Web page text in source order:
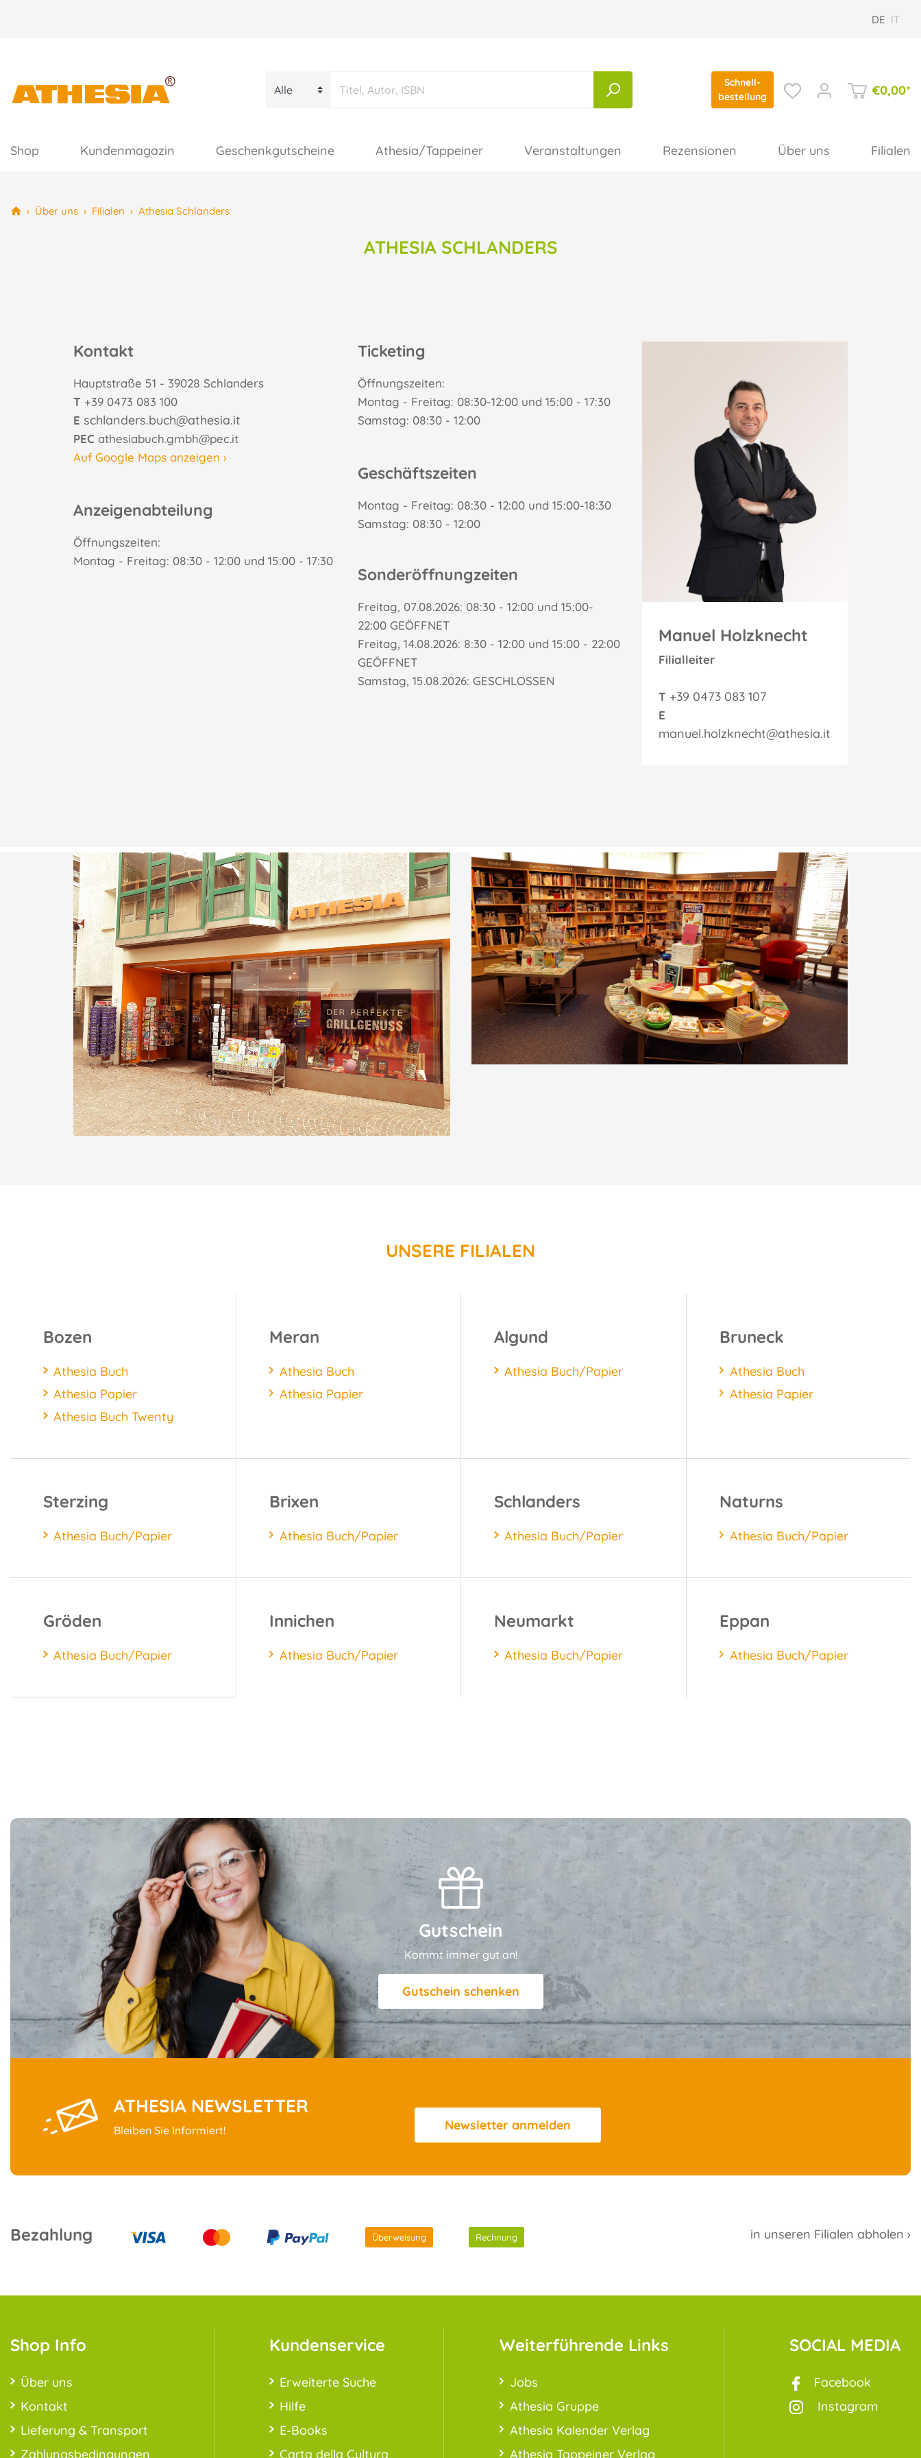
DE IT
Schnell-
bestellung
€0,00*
Shop Kundenmagazin Geschenkgutscheine Athesia/Tappeiner Veranstaltungen Rezensionen Über uns Filialen
› Über uns › Filialen › Athesia Schlanders
ATHESIA SCHLANDERS
Kontakt
Hauptstraße 51 - 39028 Schlanders
T +39 0473 083 100
E schlanders.buch@athesia.it
PEC athesiabuch.gmbh@pec.it
Auf Google Maps anzeigen ›
Anzeigenabteilung
Öffnungszeiten:
Montag - Freitag: 08:30 - 12:00 und 15:00 - 17:30
Ticketing
Öffnungszeiten:
Montag - Freitag: 08:30-12:00 und 15:00 - 17:30
Samstag: 08:30 - 12:00
Geschäftszeiten
Montag - Freitag: 08:30 - 12:00 und 15:00-18:30
Samstag: 08:30 - 12:00
Sonderöffnungzeiten
Freitag, 07.08.2026: 08:30 - 12:00 und 15:00-
22:00 GEÖFFNET
Freitag, 14.08.2026: 8:30 - 12:00 und 15:00 - 22:00
GEÖFFNET
Samstag, 15.08.2026: GESCHLOSSEN
Manuel Holzknecht
Filialleiter
T +39 0473 083 107
E
manuel.holzknecht@athesia.it
UNSERE FILIALEN
Bozen
Athesia Buch
Athesia Papier
Athesia Buch Twenty
Meran
Athesia Buch
Athesia Papier
Algund
Athesia Buch/Papier
Bruneck
Athesia Buch
Athesia Papier
Sterzing
Athesia Buch/Papier
Brixen
Athesia Buch/Papier
Schlanders
Athesia Buch/Papier
Naturns
Athesia Buch/Papier
Gröden
Athesia Buch/Papier
Innichen
Athesia Buch/Papier
Neumarkt
Athesia Buch/Papier
Eppan
Athesia Buch/Papier
Gutschein
Kommt immer gut an!
Gutschein schenken
ATHESIA NEWSLETTER
Bleiben Sie Informiert! Newsletter anmelden
Bezahlung Überweisung Rechnung in unseren Filialen abholen ›
Shop Info
Über uns
Kontakt
Lieferung & Transport
Zahlungsbedingungen
Kundenservice
Erweiterte Suche
Hilfe
E-Books
Carta della Cultura
Weiterführende Links
Jobs
Athesia Gruppe
Athesia Kalender Verlag
Athesia Tappeiner Verlag
SOCIAL MEDIA
Facebook
Instagram